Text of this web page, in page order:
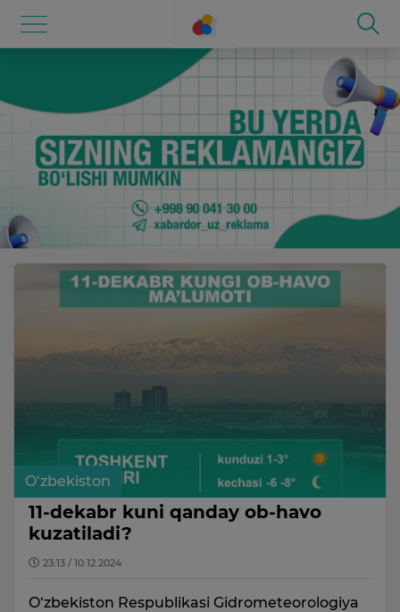
O‘zbekiston
11-dekabr kuni qanday ob-havo
kuzatiladi?
23:13 / 10.12.2024
O‘zbekiston Respublikasi Gidrometeorologiya